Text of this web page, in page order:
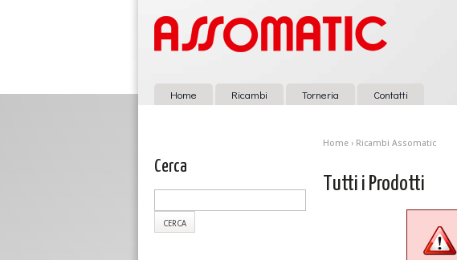
Home Ricambi Torneria Contatti
Home › Ricambi Assomatic
Tutti i Prodotti
Cerca